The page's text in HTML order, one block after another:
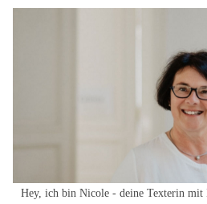
Hey, ich bin Nicole - deine Texterin